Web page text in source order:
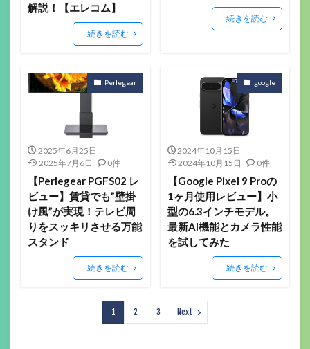
解説！【エレコム】
続きを読む
続きを読む
Perlegear
2025年6月25日
2025年7月6日
0件
【Perlegear PGFS02 レ
ビュー】賃貸でも”壁掛
け風”が実現！テレビ周
りをスッキリさせる万能
スタンド
続きを読む
google
2024年10月15日
2024年10月15日
0件
【Google Pixel 9 Proの
1ヶ月使用レビュー】小
型の6.3インチモデル。
最新AI機能とカメラ性能
を試してみた
続きを読む
1 2 3 Next